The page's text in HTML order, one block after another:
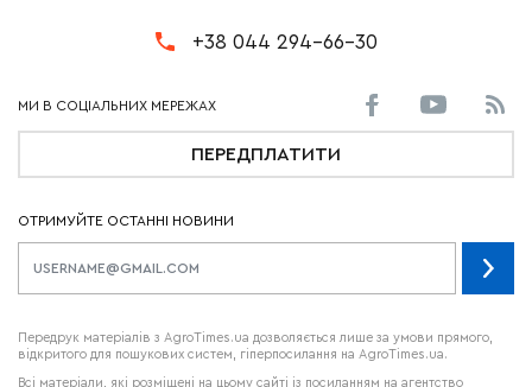
+38 044 294-66-30
ПЕРЕДПЛАТИТИ
ОТРИМУЙТЕ ОСТАННІ НОВИНИ
Передрук матеріалів з AgroTimes.ua дозволяється лише за умови прямого,
відкритого для пошукових систем, гіперпосилання на AgroTimes.ua.
Всі матеріали, які розміщені на цьому сайті із посиланням на агентство